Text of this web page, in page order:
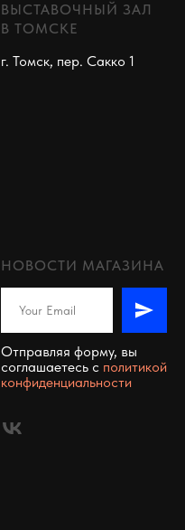
ВЫСТАВОЧНЫЙ ЗАЛ
В ТОМСКЕ
г. Томск, пер. Сакко 1
НОВОСТИ МАГАЗИНА
Отправляя форму, вы
соглашаетесь c политикой
конфиденциальности